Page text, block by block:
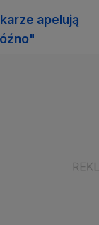
apelują